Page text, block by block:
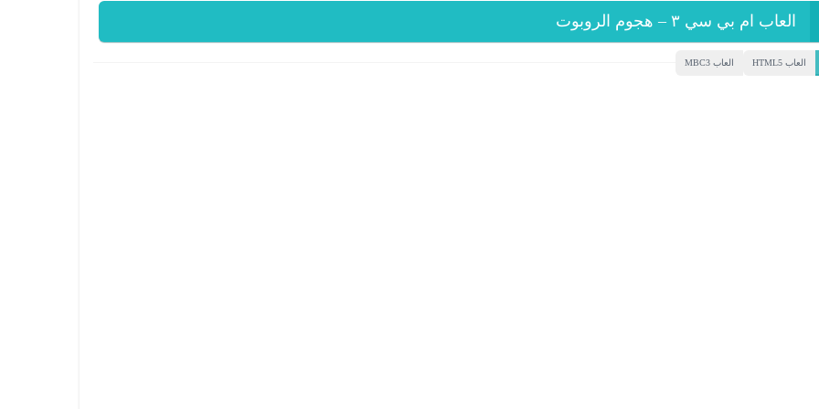
العاب ام بي سي ٣ – هجوم الروبوت
العاب HTML5 العاب MBC3